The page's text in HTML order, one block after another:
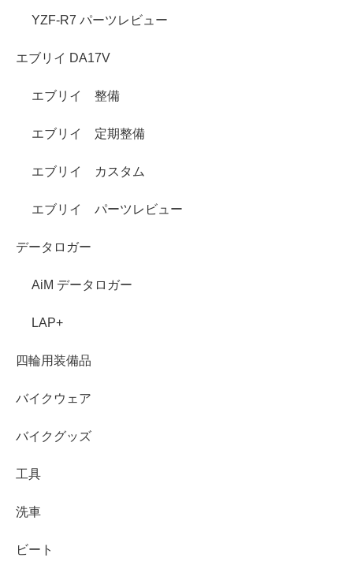
YZF-R7 パーツレビュー
エブリイ DA17V
エブリイ 整備
エブリイ 定期整備
エブリイ カスタム
エブリイ パーツレビュー
データロガー
AiM データロガー
LAP+
四輪用装備品
バイクウェア
バイクグッズ
工具
洗車
ビート